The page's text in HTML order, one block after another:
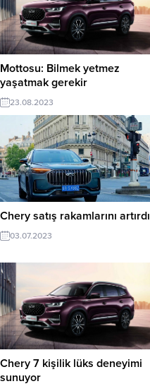
Mottosu: Bilmek yetmez
yaşatmak gerekir
23.08.2023
Chery satış rakamlarını artırdı
03.07.2023
Chery 7 kişilik lüks deneyimi
sunuyor